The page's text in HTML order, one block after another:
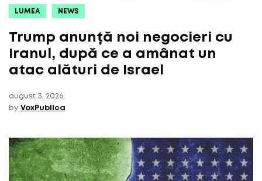
LUMEA NEWS
Trump anunță noi negocieri cu
Iranul, după ce a amânat un
atac alături de Israel
august 3, 2026
by VoxPublica